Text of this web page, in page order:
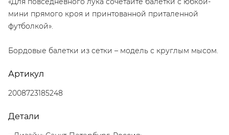
мини прямого кроя и принтованной приталенной
футболкой».
Бордовые балетки из сетки – модель с круглым мысом.
Артикул
2008723185248
Детали